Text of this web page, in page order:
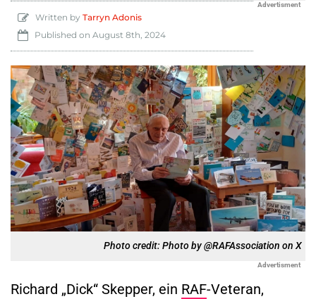
Advertisment
Written by Tarryn Adonis
Published on August 8th, 2024
Photo credit: Photo by @RAFAssociation on X
Advertisment
Richard „Dick“ Skepper, ein RAF-Veteran,